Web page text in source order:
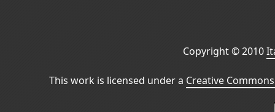
Copyright © 2010
This work is licensed under a Creative